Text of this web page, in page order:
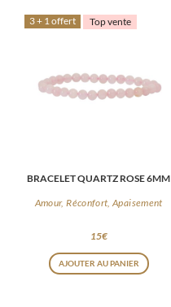
3 + 1 offert Top vente
BRACELET QUARTZ ROSE 6MM
Amour, Réconfort, Apaisement
15€
AJOUTER AU PANIER